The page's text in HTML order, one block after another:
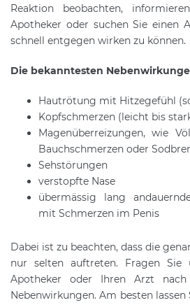
Reaktion beobachten,
Apotheker oder suchen Sie einen
schnell entgegen wirken zu können.
Die bekanntesten
Hautrötung mit Hitzegefühl
Kopfschmerzen (leicht bis
Magenüberreizungen, wie
Bauchschmerzen oder
Sehstörungen
verstopfte Nase
übermässig lang
mit Schmerzen im Penis
Dabei ist zu beachten, dass die
nur selten auftreten. Fragen Sie
Apotheker oder Ihren Arzt nach
Nebenwirkungen. Am besten